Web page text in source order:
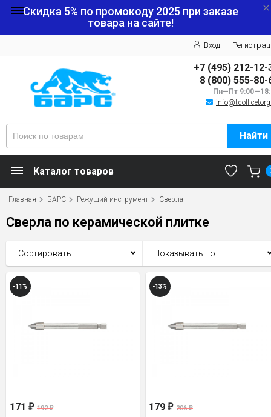
Скидка 5% по промокоду 2025 при заказе
товара на сайте!
Вход
+7 (495) 212-12-
8 (800) 555-80-
Пн—Пт
Найти
Каталог товаров
Главная БАРС Режущий инструмент Сверла
Сверла по керамической плитке
Сортировать: Показывать по:
-11%
171 ₽ 192₽
-13%
179₽ 206₽